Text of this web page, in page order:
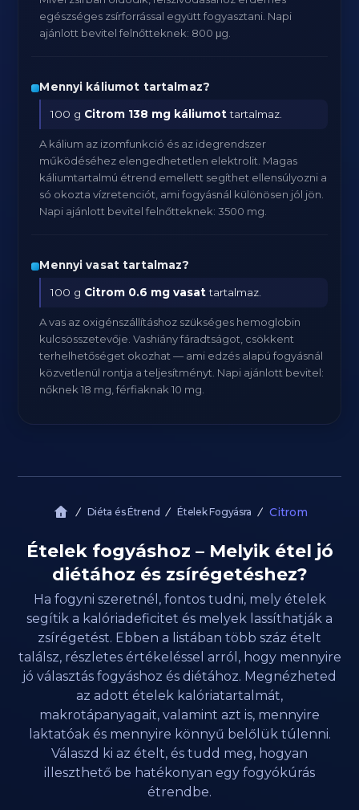
egészséges zsírforrással együtt fogyasztani. Napi
ajánlott bevitel felnőtteknek: 800 μg.
Mennyi káliumot tartalmaz?
100 g Citrom 138 mg káliumottartalmaz.
A kálium az izomfunkció és az idegrendszer
működéséhez elengedhetetlen elektrolit. Magas
káliumtartalmú étrend emellett segíthet ellensúlyozni a
só okozta vízretenciót, ami fogyásnál különösen jól jön.
Napi ajánlott bevitel felnőtteknek: 3500 mg.
Mennyi vasat tartalmaz?
100 g Citrom 0.6 mg vasattartalmaz.
A vas az oxigénszállításhoz szükséges hemoglobin
kulcsösszetevője. Vashiány fáradtságot, csökkent
terhelhetőséget okozhat — ami edzés alapú fogyásnál
közvetlenül rontja a teljesítményt. Napi ajánlott bevitel:
nőknek 18 mg, férfiaknak 10 mg.
Diéta és Étrend Ételek Fogyásra Citrom
Ételek fogyáshoz – Melyik étel jó
diétához és zsírégetéshez?
Ha fogyni szeretnél, fontos tudni, mely ételek
segítik a kalóriadeficitet és melyek lassíthatják a
zsírégetést. Ebben a listában több száz ételt
találsz, részletes értékeléssel arról, hogy mennyire
jó választás fogyáshoz és diétához. Megnézheted
az adott ételek kalóriatartalmát,
makrotápanyagait, valamint azt is, mennyire
laktatóak és mennyire könnyű belőlük túlenni.
Válaszd ki az ételt, és tudd meg, hogyan
illeszthető be hatékonyan egy fogyókúrás
étrendbe.